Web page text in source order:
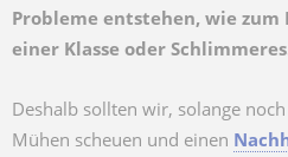
Probleme entstehen, wie zum
einer Klasse oder
Deshalb sollten wir, solange
Mühen scheuen und einen